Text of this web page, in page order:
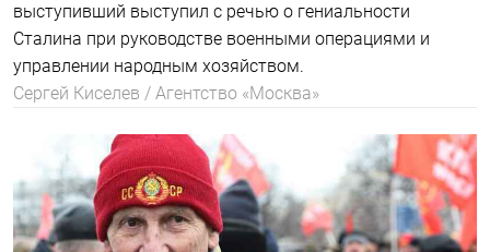
выступивший выступил с речью о гениальности
Сталина при руководстве военными операциями и
управлении народным хозяйством.
Сергей Киселев / Агентство «Москва»